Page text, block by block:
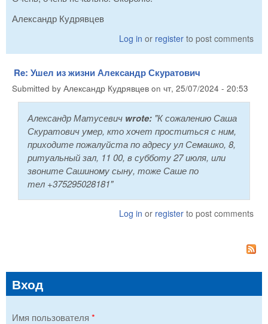
Александр Кудрявцев
Log in or register to post comments
Re: Ушел из жизни Александр Скуратович
Submitted by Александр Кудрявцев on чт, 25/07/2024 - 20:53
Александр Матусевич wrote: "К сожалению Саша
Скуратович умер, кто хочет проститься с ним,
приходите пожалуйста по адресу ул Семашко, 8,
ритуальный зал, 11 00, в субботу 27 июля, или
звоните Сашиному сыну, тоже Саше по
тел +375295028181"
Log in or register to post comments
Вход
Имя пользователя *